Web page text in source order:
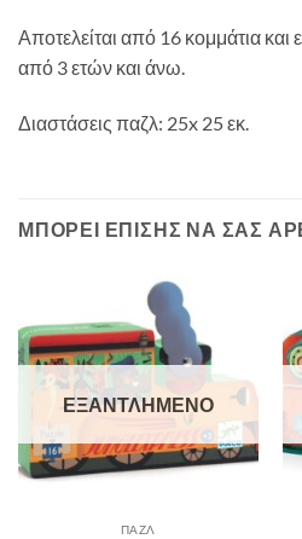
Αποτελείται από 16 κομμάτια και
από 3 ετών και άνω.
Διαστάσεις παζλ: 25x 25 εκ.
ΜΠΟΡΕΊ ΕΠΊΣΗΣ ΝΑ ΣΑΣ
ΕΞΑΝΤΛΗΜΈΝΟ
ΠΑΖΛ